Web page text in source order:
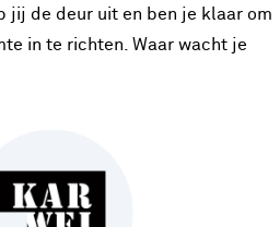
jij de deur uit en ben je klaar om
in te richten. Waar wacht je